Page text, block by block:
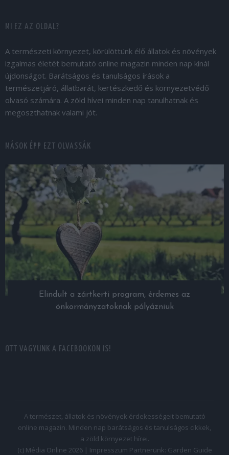
MI EZ AZ OLDAL?
A természeti környezet, körülöttünk élő állatok és növények
izgalmas életét bemutató online magazin minden nap kínál
újdonságot. Barátságos és tanulságos írások a
természetjáró, állatbarát, kertészkedő és környezetvédő
olvasó számára. A zöld hívei minden nap tanulhatnak és
megoszthatnak valami jót.
MÁSOK ÉPP EZT OLVASSÁK
Elindult a zártkerti program, érdemes az
önkormányzatoknak pályázniuk
OTT VAGYUNK A FACEBOOKON IS!
A természet, állatok és növények érdekességeit bemutató
online magazin. Minden nap barátságos és tanulságos cikkek,
a zöld környezet hírei.
(c) Média Online 2026 | Impresszum Partnerünk: Garden Guide